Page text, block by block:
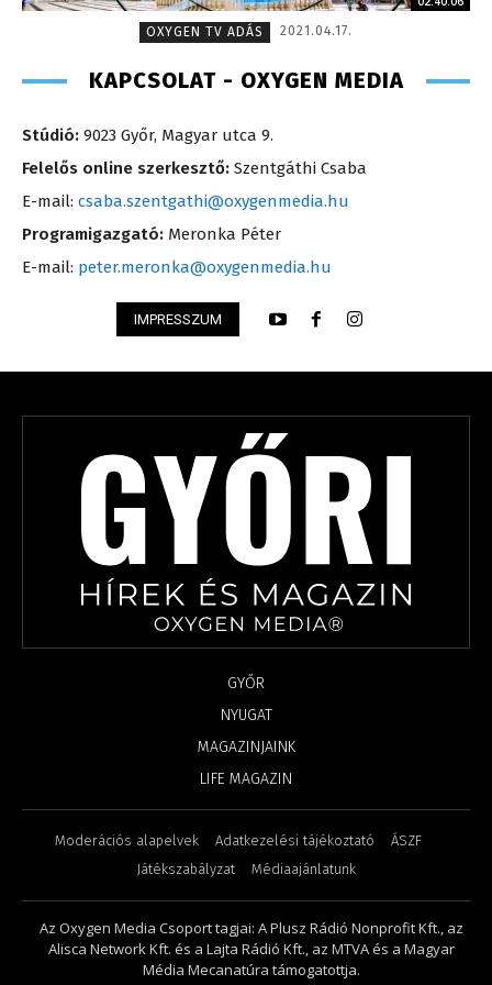
OXYGEN TV ADÁS
2021.04.17.
KAPCSOLAT - OXYGEN MEDIA
Stúdió: 9023 Győr, Magyar utca 9.
Felelős online szerkesztő: Szentgáthi Csaba
E-mail: csaba.szentgathi@oxygenmedia.hu
Programigazgató: Meronka Péter
E-mail: peter.meronka@oxygenmedia.hu
IMPRESSZUM
GYŐR
NYUGAT
MAGAZINJAINK
LIFE MAGAZIN
Moderációs alapelvek Adatkezelési tájékoztató
ÁSZF
Játékszabályzat
Médiaajánlatunk
Az Oxygen Media Csoport tagjai: A Plusz Rádió Nonprofit Kft., az
Alisca Network Kft. és a Lajta Rádió Kft., az MTVA és a Magyar
Média Mecanatúra támogatottja.